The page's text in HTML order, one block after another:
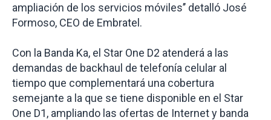
ampliación de los servicios móviles’’ detalló José
Formoso, CEO de Embratel.
Con la Banda Ka, el Star One D2 atenderá a las
demandas de backhaul de telefonía celular al
tiempo que complementará una cobertura
semejante a la que se tiene disponible en el Star
One D1, ampliando las ofertas de Internet y banda